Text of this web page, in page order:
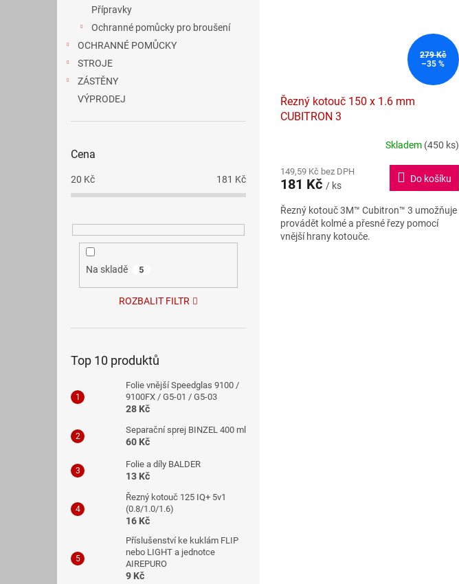
Přípravky
Ochranné pomůcky pro broušení
OCHRANNÉ POMŮCKY
STROJE
ZÁSTĚNY
VÝPRODEJ
Cena
20 Kč 181 Kč
Na skladě 5
ROZBALIT FILTR
Top 10 produktů
Folie vnější Speedglas 9100 /
9100FX / G5-01 / G5-03
28 Kč
Separační sprej BINZEL 400 ml
60 Kč
Folie a díly BALDER
13 Kč
Řezný kotouč 125 IQ+ 5v1
(0.8/1.0/1.6)
16 Kč
Příslušenství ke kuklám FLIP
nebo LIGHT a jednotce
AIREPURO
9 Kč
279 Kč
–35 %
Řezný kotouč 150 x 1.6 mm
CUBITRON 3
produktu
je
z
5
hvězdiček.
Skladem (450 ks)
149,59 Kč bez DPH
181 Kč / ks
Do košíku
Řezný kotouč 3M™ Cubitron™ 3 umožňuje
provádět kolmé a přesné řezy pomocí
vnější hrany kotouče.